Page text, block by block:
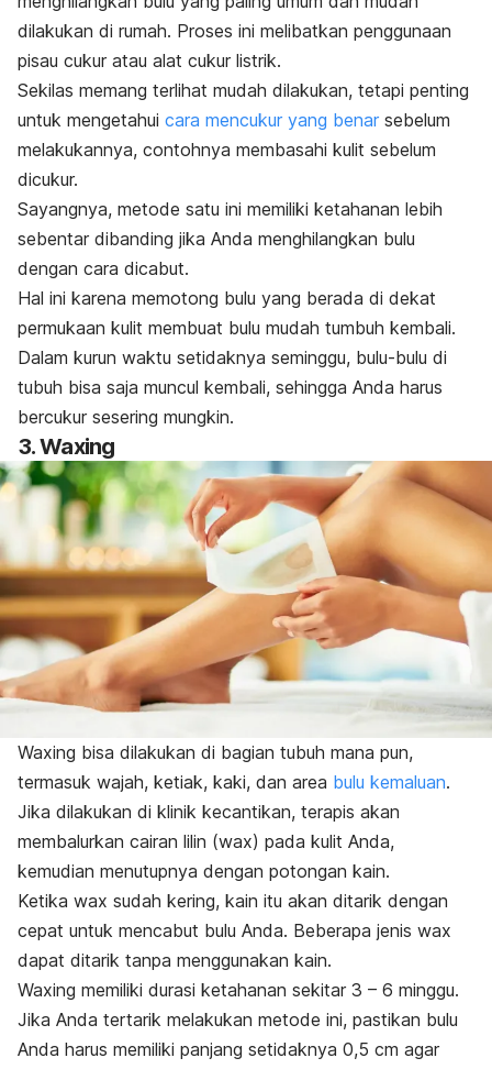
dilakukan di rumah. Proses ini melibatkan penggunaan
pisau cukur atau alat cukur listrik.
Sekilas memang terlihat mudah dilakukan, tetapi penting
untuk mengetahui cara mencukur yang benar sebelum
melakukannya, contohnya membasahi kulit sebelum
dicukur.
Sayangnya, metode satu ini memiliki ketahanan lebih
sebentar dibanding jika Anda menghilangkan bulu
dengan cara dicabut.
Hal ini karena memotong bulu yang berada di dekat
permukaan kulit membuat bulu mudah tumbuh kembali.
Dalam kurun waktu setidaknya seminggu, bulu-bulu di
tubuh bisa saja muncul kembali, sehingga Anda harus
bercukur sesering mungkin.
3.Waxing
Waxing bisa dilakukan di bagian tubuh mana pun,
termasuk wajah, ketiak, kaki, dan area bulu kemaluan.
Jika dilakukan di klinik kecantikan, terapis akan
membalurkan cairan lilin (wax) pada kulit Anda,
kemudian menutupnya dengan potongan kain.
Ketika wax sudah kering, kain itu akan ditarik dengan
cepat untuk mencabut bulu Anda. Beberapa jenis wax
dapat ditarik tanpa menggunakan kain.
Waxing memiliki durasi ketahanan sekitar 3 – 6 minggu.
Jika Anda tertarik melakukan metode ini, pastikan bulu
Anda harus memiliki panjang setidaknya 0,5 cm agar